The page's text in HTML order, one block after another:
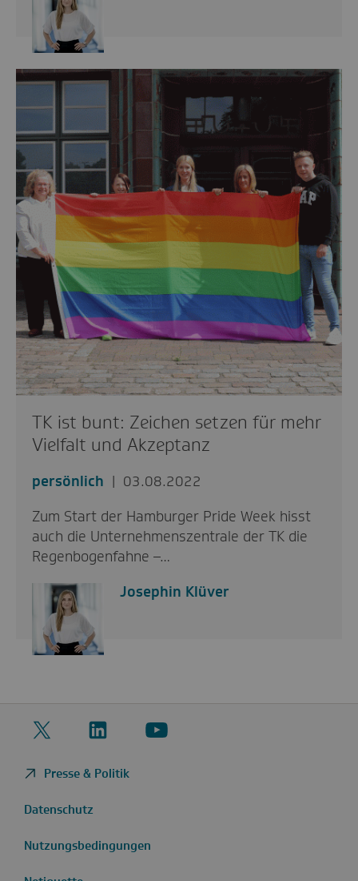
TK ist bunt: Zeichen setzen für mehr
Vielfalt und Akzeptanz
persönlich
03.08.2022
Zum Start der Hamburger Pride Week hisst
auch die Unternehmenszentrale der TK die
Regenbogenfahne –…
Josephin Klüver
Twitter
LinkedIn
YouTube
Presse & Politik
Datenschutz
Nutzungsbedingungen